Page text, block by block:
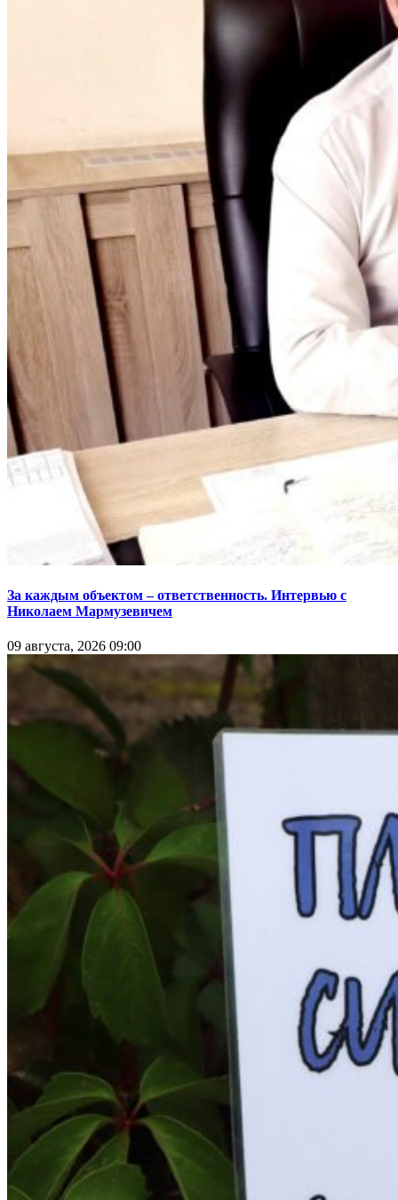
За каждым объектом – ответственность. Интервью с
Николаем Мармузевичем
09 августа, 2026 09:00